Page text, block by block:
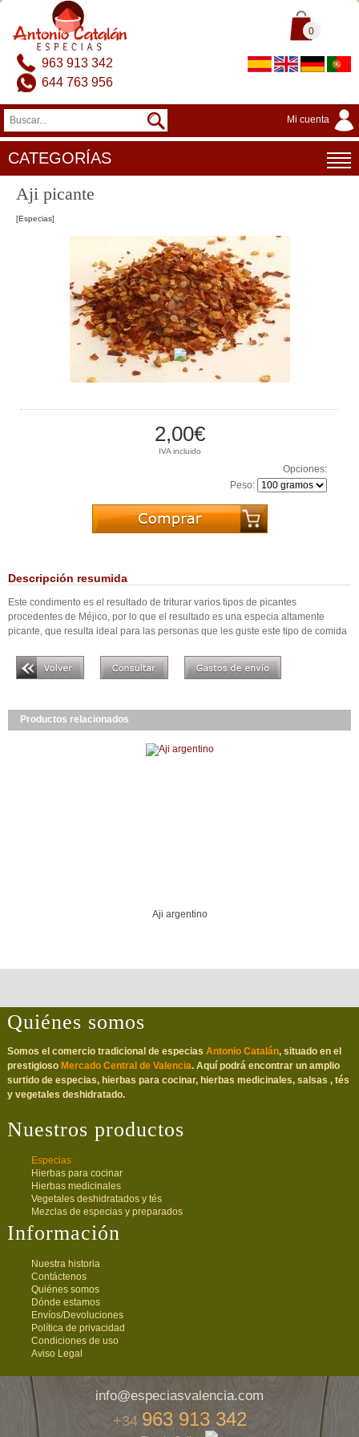
0
963 913 342
644 763 956
Mi cuenta
CATEGORÍAS
Aji picante
[Especias]
2,00€
IVA incluido
Opciones:
Peso:
Descripción resumida
Este condimento es el resultado de triturar varios tipos de picantes
procedentes de Méjico, por lo que el resultado es una especia altamente
picante, que resulta ideal para las personas que les guste este tipo de comida
Productos relacionados
Aji argentino
Quiénes somos
Somos el comercio tradicional de especias Antonio Catalán, situado en el
prestigioso Mercado Central de Valencia. Aquí podrá encontrar un amplio
surtido de especias, hierbas para cocinar, hierbas medicinales, salsas , tés
y vegetales deshidratado.
Nuestros productos
Especias
Hierbas para cocinar
Hierbas medicinales
Vegetales deshidratados y tés
Mezclas de especias y preparados
Información
Nuestra historia
Contáctenos
Quiénes somos
Dónde estamos
Envíos/Devoluciones
Política de privacidad
Condiciones de uso
Aviso Legal
info@especiasvalencia.com
+34 963 913 342